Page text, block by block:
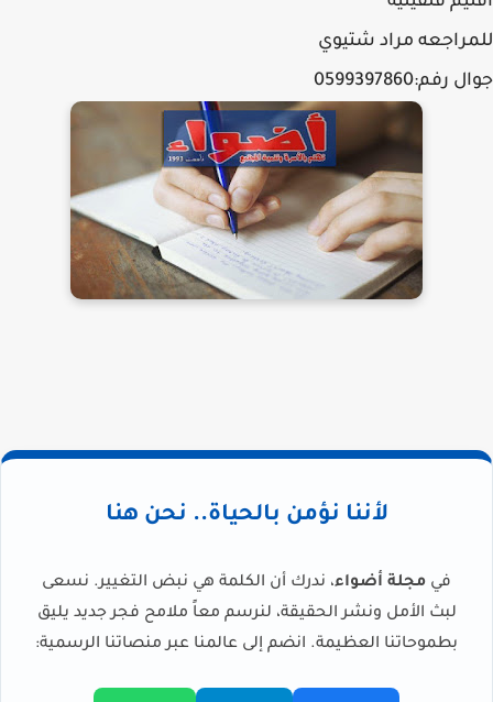
للمراجعه مراد شتيوي
جوال رفم:0599397860
لأننا نؤمن بالحياة.. نحن هنا
في مجلة أضواء، ندرك أن الكلمة هي نبض التغيير. نسعى
لبث الأمل ونشر الحقيقة، لنرسم معاً ملامح فجر جديد يليق
بطموحاتنا العظيمة. انضم إلى عالمنا عبر منصاتنا الرسمية: